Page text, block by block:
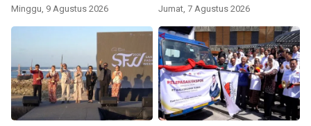
Minggu, 9 Agustus 2026 Jumat, 7 Agustus 2026